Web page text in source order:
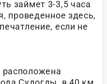
займет 3-3,5 часа
проведенное здесь,
если не
расположена